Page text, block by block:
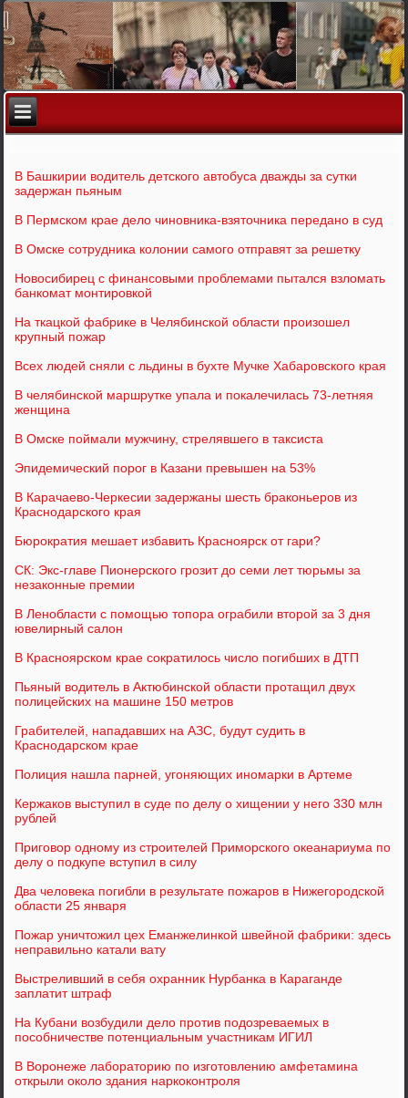
В Башкирии водитель детского автобуса дважды за сутки
задержан пьяным
В Пермском крае дело чиновника-взяточника передано в суд
В Омске сотрудника колонии самого отправят за решетку
Новосибирец с финансовыми проблемами пытался взломать
банкомат монтировкой
На ткацкой фабрике в Челябинской области произошел
крупный пожар
Всех людей сняли с льдины в бухте Мучке Хабаровского края
В челябинской маршрутке упала и покалечилась 73-летняя
женщина
В Омске поймали мужчину, стрелявшего в таксиста
Эпидемический порог в Казани превышен на 53%
В Карачаево-Черкесии задержаны шесть браконьеров из
Краснодарского края
Бюрократия мешает избавить Красноярск от гари?
СК: Экс-главе Пионерского грозит до семи лет тюрьмы за
незаконные премии
В Ленобласти с помощью топора ограбили второй за 3 дня
ювелирный салон
В Красноярском крае сократилось число погибших в ДТП
Пьяный водитель в Актюбинской области протащил двух
полицейских на машине 150 метров
Грабителей, нападавших на АЗС, будут судить в
Краснодарском крае
Полиция нашла парней, угоняющих иномарки в Артеме
Кержаков выступил в суде по делу о хищении у него 330 млн
рублей
Приговор одному из строителей Приморского океанариума по
делу о подкупе вступил в силу
Два человека погибли в результате пожаров в Нижегородской
области 25 января
Пожар уничтожил цех Еманжелинкой швейной фабрики: здесь
неправильно катали вату
Выстреливший в себя охранник Нурбанка в Караганде
заплатит штраф
На Кубани возбудили дело против подозреваемых в
пособничестве потенциальным участникам ИГИЛ
В Воронеже лабораторию по изготовлению амфетамина
открыли около здания наркоконтроля